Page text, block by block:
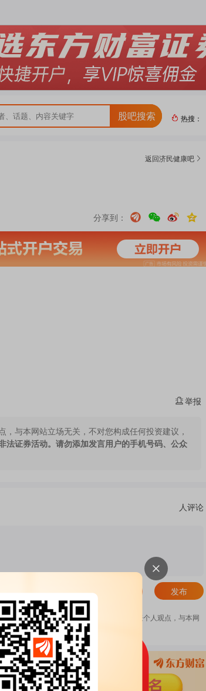
股吧搜索
热门
吧
热
题
热
概
热搜：
返回济民健康吧
分享到：
举报
与本网站立场无关，不对您构成任何投资建议，
法证券活动。请勿添加发言用户的手机号码、公众
人评论
发布
户在本社区发表的所有资料、言论等仅代表个人观点，与本网
应风险。《东方财富社区管理规定》